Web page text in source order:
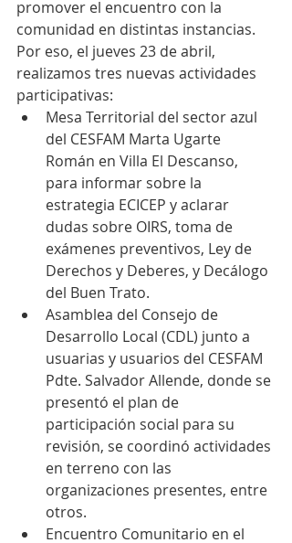
promover el encuentro con la
comunidad en distintas instancias.
Por eso, el jueves 23 de abril,
realizamos tres nuevas actividades
participativas:
Mesa Territorial del sector azul
del CESFAM Marta Ugarte
Román en Villa El Descanso,
para informar sobre la
estrategia ECICEP y aclarar
dudas sobre OIRS, toma de
exámenes preventivos, Ley de
Derechos y Deberes, y Decálogo
del Buen Trato.
Asamblea del Consejo de
Desarrollo Local (CDL) junto a
usuarias y usuarios del CESFAM
Pdte. Salvador Allende, donde se
presentó el plan de
participación social para su
revisión, se coordinó actividades
en terreno con las
organizaciones presentes, entre
otros.
Encuentro Comunitario en el